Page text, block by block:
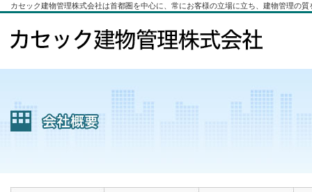
カセック建物管理株式会社は首都圏を中心に、常にお客様の立場に立ち、建物管理の